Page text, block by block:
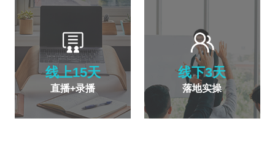
线上15天
直播+录播
线下3天
落地实操